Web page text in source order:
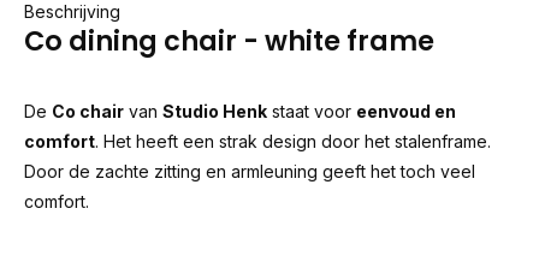
Beschrijving
Co dining chair - white frame
De Co chair van Studio Henk staat voor eenvoud en
comfort. Het heeft een strak design door het stalenframe.
Door de zachte zitting en armleuning geeft het toch veel
comfort.